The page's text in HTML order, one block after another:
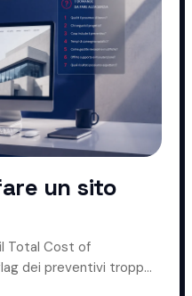
un sito
Total Cost of
dei preventivi troppo